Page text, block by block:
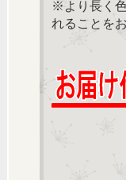
※より長く
れることを